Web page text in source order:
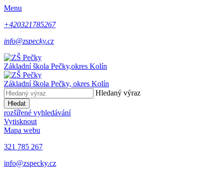
Menu
+420321785267
info@zspecky.cz
Základní škola Pečky,okres Kolín
Základní škola Pečky, okres Kolín
Hledaný výraz
Hledat
rozšířené vyhledávání
Vytisknout
Mapa webu
321 785 267
info@zspecky.cz